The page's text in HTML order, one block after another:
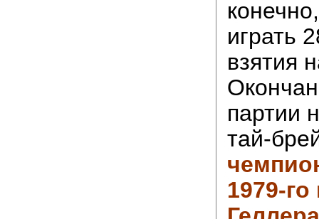
играть
взятия
партии
тай-
1979-